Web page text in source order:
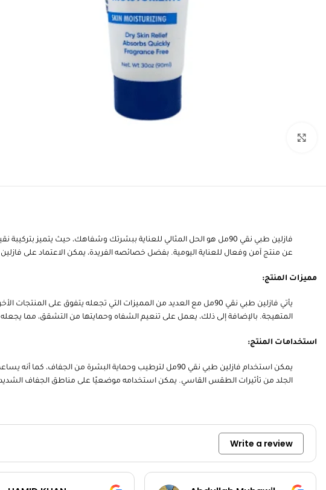
عن منتج آمن وفعال للعناية اليومية. بفضل خصائصه الفريدة، يمكن الاعتماد على
مميزات المنتج:
يأتي فازلين طبي نقي 90مل مع العديد من المميزات التي تجعله يتفوق
المتهيجة. بالإضافة إلى ذلك، يعمل على تنعيم الشفاه وحمايتها من التشقق، مما يجعله منتجًا متعدد الاستخدامات.
استخدامات المنتج:
يمكن استخدام فازلين طبي نقي 90مل لترطيب وحماية البشرة
الجلد من تأثيرات الطقس القاسي. يمكن استخدامه موضعيًا على مناطق الجفاف الشديد
Write a review